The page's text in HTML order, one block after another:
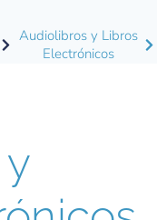
Audiolibros y Libros
Electrónicos
y